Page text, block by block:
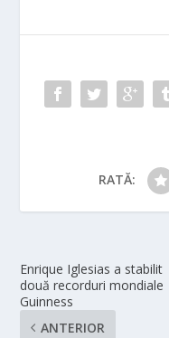
RATĂ:
Enrique Iglesias a stabilit
două recorduri mondiale
Guinness
ANTERIOR